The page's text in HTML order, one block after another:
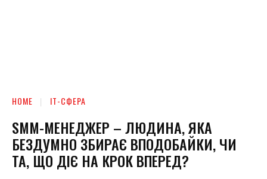
HOME ІТ-СФЕРА
SMM-МЕНЕДЖЕР – ЛЮДИНА, ЯКА
БЕЗДУМНО ЗБИРАЄ ВПОДОБАЙКИ, ЧИ
ТА, ЩО ДІЄ НА КРОК ВПЕРЕД?